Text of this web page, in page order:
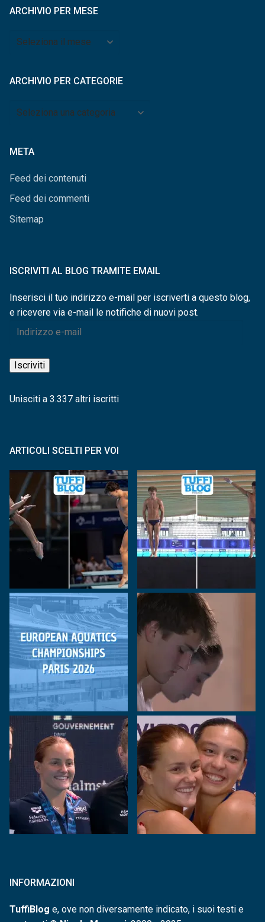
ARCHIVIO PER MESE
Archivio
ARCHIVIO PER CATEGORIE
Archivio
META
Feed dei contenuti
Feed dei commenti
Sitemap
ISCRIVITI AL BLOG TRAMITE EMAIL
Inserisci il tuo indirizzo e-mail per iscriverti a questo blog,
e ricevere via e-mail le notifiche di nuovi post.
Indirizzo
mail
Iscriviti
Unisciti a 3.337 altri iscritti
ARTICOLI SCELTI PER VOI
INFORMAZIONI
TuffiBlog e, ove non diversamente indicato, i suoi testi e